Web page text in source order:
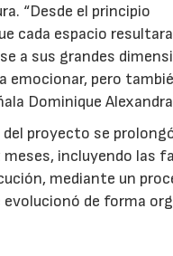
“Desde el principio
cada espacio resultara
a sus grandes
emocionar, pero
Dominique
del proyecto se
incluyendo las
mediante un
de forma